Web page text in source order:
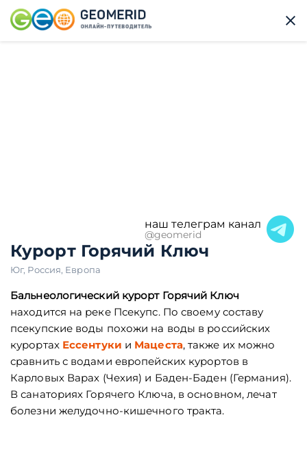
наш телеграм канал
@geomerid
Курорт Горячий Ключ
Юг, Россия, Европа
Бальнеологический курорт Горячий Ключ
находится на реке Псекупс. По своему составу
псекупские воды похожи на воды в российских
курортах Ессентуки и Мацеста, также их можно
сравнить с водами европейских курортов в
Карловых Варах (Чехия) и Баден-Баден (Германия).
В санаториях Горячего Ключа, в основном, лечат
болезни желудочно-кишечного тракта.